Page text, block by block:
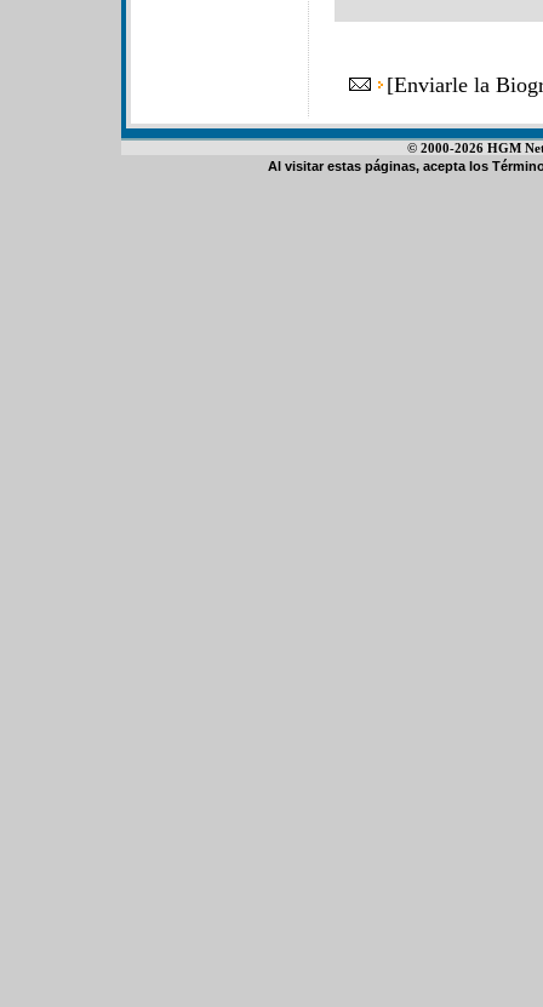
[Enviarle la
© 2000-2026 HGM
Al visitar estas páginas, acepta los